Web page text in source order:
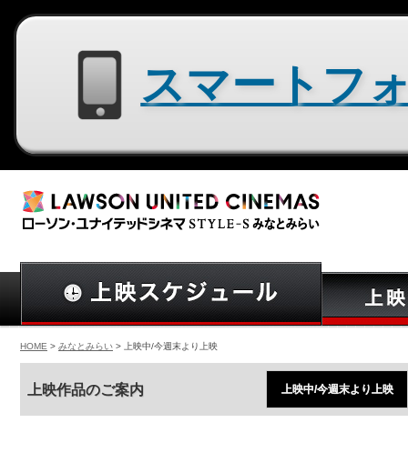
HOME > みなとみらい > 上映中/今週末より上映
上映作品のご案内 上映中/今週末より上映